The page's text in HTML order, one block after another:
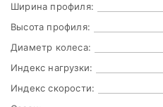
Ширина профиля:
Высота профиля:
Диаметр колеса:
Индекс нагрузки:
Индекс скорости: